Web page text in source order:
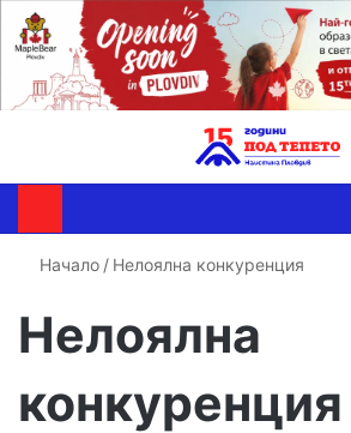
Начало / Нелоялна конкуренция
Нелоялна
конкуренция